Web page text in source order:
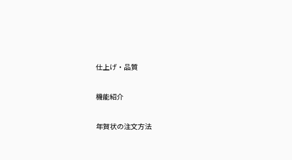
仕上げ・品質
機能紹介
年賀状の注文方法